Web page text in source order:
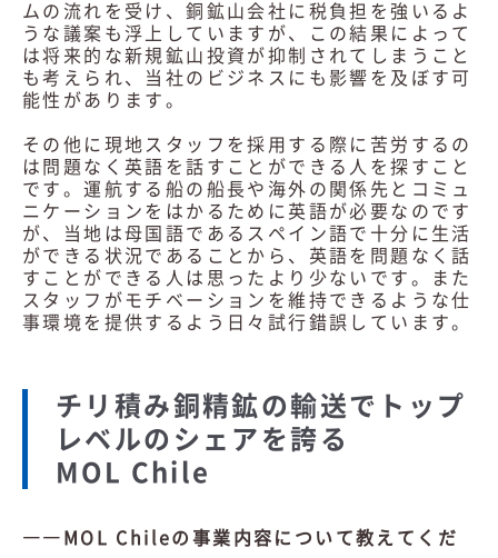
ムの流れを受け、銅鉱山会社に税負担を強いるよ
うな議案も浮上していますが、この結果によって
は将来的な新規鉱山投資が抑制されてしまうこと
も考えられ、当社のビジネスにも影響を及ぼす可
能性があります。
その他に現地スタッフを採用する際に苦労するの
は問題なく英語を話すことができる人を探すこと
です。運航する船の船長や海外の関係先とコミュ
ニケーションをはかるために英語が必要なのです
が、当地は母国語であるスペイン語で十分に生活
ができる状況であることから、英語を問題なく話
すことができる人は思ったより少ないです。また
スタッフがモチベーションを維持できるような仕
事環境を提供するよう日々試行錯誤しています。
チリ積み銅精鉱の輸送でトップ
レベルのシェアを誇る
MOL Chile
――MOL Chileの事業内容について教えてくだ